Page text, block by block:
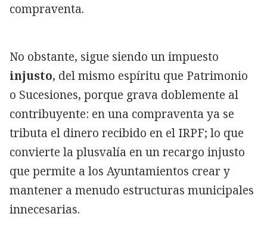
compraventa.
No obstante, sigue siendo un impuesto
injusto, del mismo espíritu que Patrimonio
o Sucesiones, porque grava doblemente al
contribuyente: en una compraventa ya se
tributa el dinero recibido en el IRPF; lo que
convierte la plusvalía en un recargo injusto
que permite a los Ayuntamientos crear y
mantener a menudo estructuras municipales
innecesarias.